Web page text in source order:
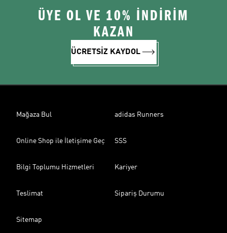
ÜYE OL VE 10% İNDİRİM
KAZAN
ÜCRETSİZ KAYDOL
Mağaza Bul adidas Runners
Online Shop ile İletişime Geç SSS
Bilgi Toplumu Hizmetleri Kariyer
Teslimat Sipariş Durumu
Sitemap